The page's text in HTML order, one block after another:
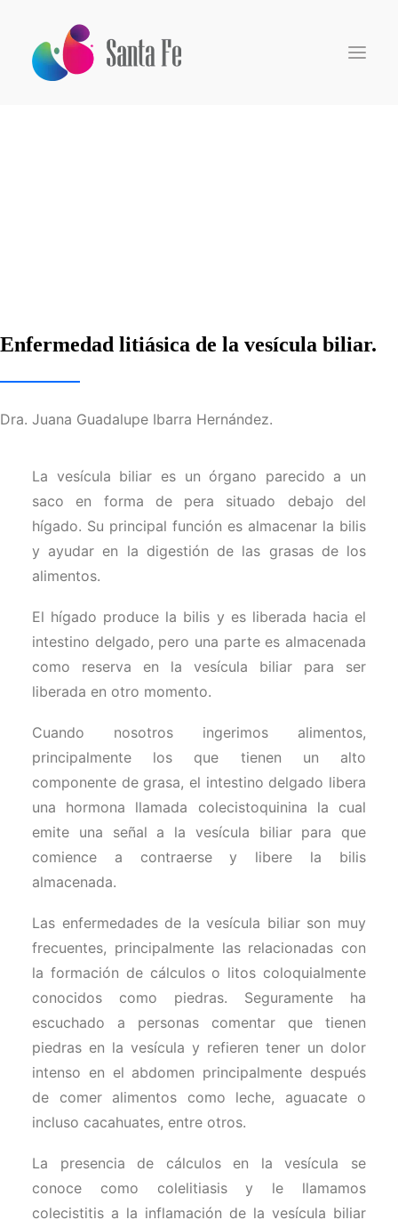
Instagram
Formulario de Contacto
Enfermedad litiásica de la vesícula biliar.
Dra. Juana Guadalupe Ibarra Hernández.
La vesícula biliar es un órgano parecido a un
saco en forma de pera situado debajo del
hígado. Su principal función es almacenar la bilis
y ayudar en la digestión de las grasas de los
alimentos.
El hígado produce la bilis y es liberada hacia el
intestino delgado, pero una parte es almacenada
como reserva en la vesícula biliar para ser
liberada en otro momento.
Cuando nosotros ingerimos alimentos,
principalmente los que tienen un alto
componente de grasa, el intestino delgado libera
una hormona llamada colecistoquinina la cual
emite una señal a la vesícula biliar para que
comience a contraerse y libere la bilis
almacenada.
Las enfermedades de la vesícula biliar son muy
frecuentes, principalmente las relacionadas con
la formación de cálculos o litos coloquialmente
conocidos como piedras. Seguramente ha
escuchado a personas comentar que tienen
piedras en la vesícula y refieren tener un dolor
intenso en el abdomen principalmente después
de comer alimentos como leche, aguacate o
incluso cacahuates, entre otros.
La presencia de cálculos en la vesícula se
conoce como colelitiasis y le llamamos
colecistitis a la inflamación de la vesícula biliar